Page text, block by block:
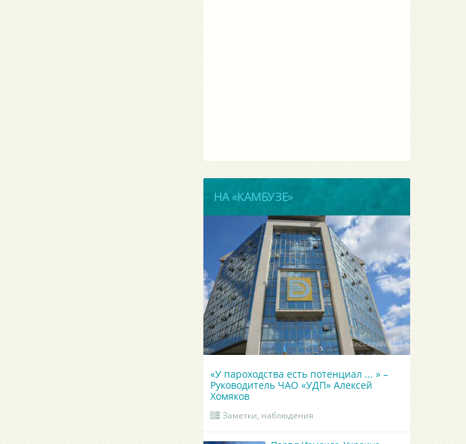
НА «КАМБУЗЕ»
«У пароходства есть потенциал ... » –
Руководитель ЧАО «УДП» Алексей
Хомяков
Заметки, наблюдения